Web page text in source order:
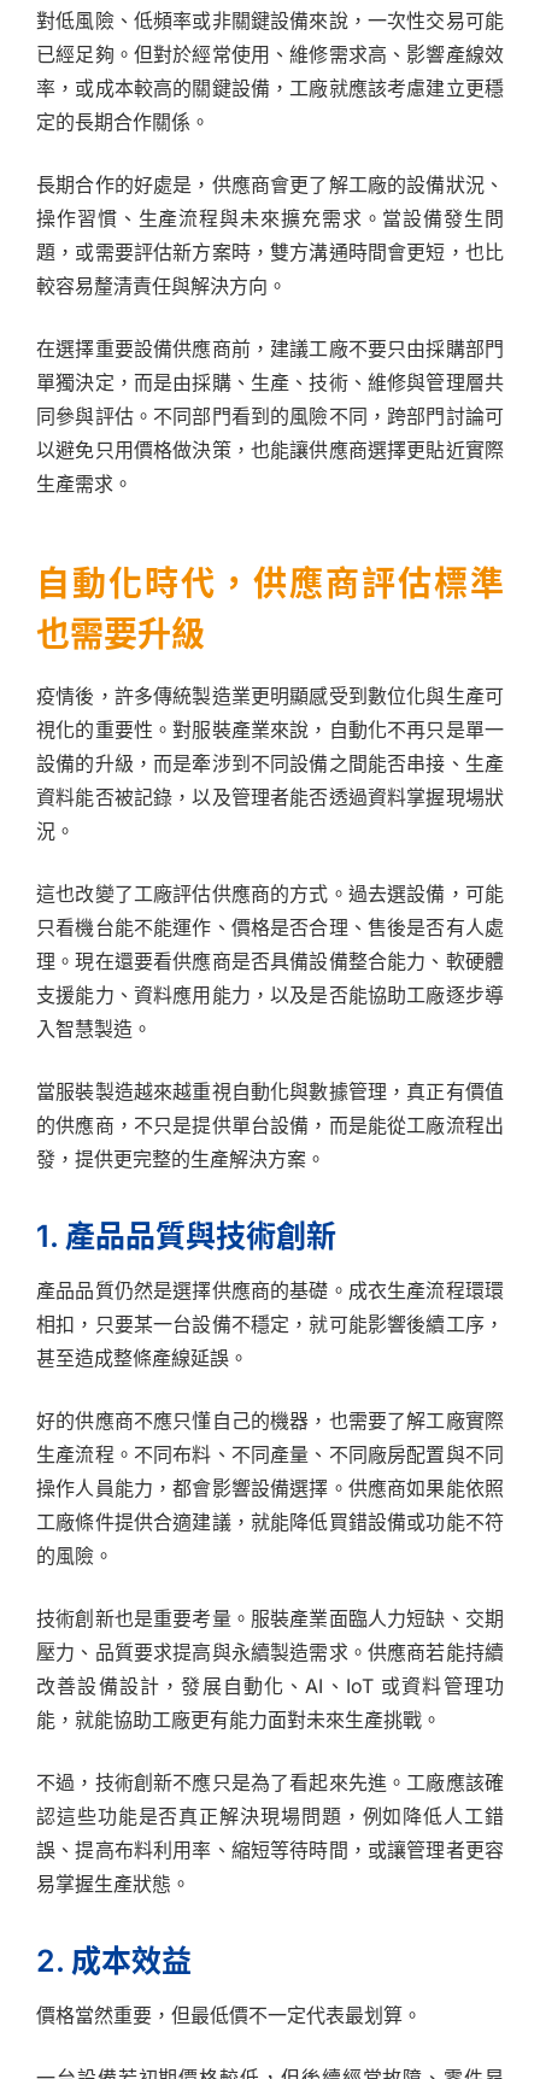
對低風險、低頻率或非關鍵設備來說，一次性交易可能
已經足夠。但對於經常使用、維修需求高、影響產線效
率，或成本較高的關鍵設備，工廠就應該考慮建立更穩
定的長期合作關係。
長期合作的好處是，供應商會更了解工廠的設備狀況、
操作習慣、生產流程與未來擴充需求。當設備發生問
題，或需要評估新方案時，雙方溝通時間會更短，也比
較容易釐清責任與解決方向。
在選擇重要設備供應商前，建議工廠不要只由採購部門
單獨決定，而是由採購、生產、技術、維修與管理層共
同參與評估。不同部門看到的風險不同，跨部門討論可
以避免只用價格做決策，也能讓供應商選擇更貼近實際
生產需求。
自動化時代，供應商評估標準
也需要升級
疫情後，許多傳統製造業更明顯感受到數位化與生產可
視化的重要性。對服裝產業來說，自動化不再只是單一
設備的升級，而是牽涉到不同設備之間能否串接、生產
資料能否被記錄，以及管理者能否透過資料掌握現場狀
況。
這也改變了工廠評估供應商的方式。過去選設備，可能
只看機台能不能運作、價格是否合理、售後是否有人處
理。現在還要看供應商是否具備設備整合能力、軟硬體
支援能力、資料應用能力，以及是否能協助工廠逐步導
入智慧製造。
當服裝製造越來越重視自動化與數據管理，真正有價值
的供應商，不只是提供單台設備，而是能從工廠流程出
發，提供更完整的生產解決方案。
1. 產品品質與技術創新
產品品質仍然是選擇供應商的基礎。成衣生產流程環環
相扣，只要某一台設備不穩定，就可能影響後續工序，
甚至造成整條產線延誤。
好的供應商不應只懂自己的機器，也需要了解工廠實際
生產流程。不同布料、不同產量、不同廠房配置與不同
操作人員能力，都會影響設備選擇。供應商如果能依照
工廠條件提供合適建議，就能降低買錯設備或功能不符
的風險。
技術創新也是重要考量。服裝產業面臨人力短缺、交期
壓力、品質要求提高與永續製造需求。供應商若能持續
改善設備設計，發展自動化、AI、IoT 或資料管理功
能，就能協助工廠更有能力面對未來生產挑戰。
不過，技術創新不應只是為了看起來先進。工廠應該確
認這些功能是否真正解決現場問題，例如降低人工錯
誤、提高布料利用率、縮短等待時間，或讓管理者更容
易掌握生產狀態。
2. 成本效益
價格當然重要，但最低價不一定代表最划算。